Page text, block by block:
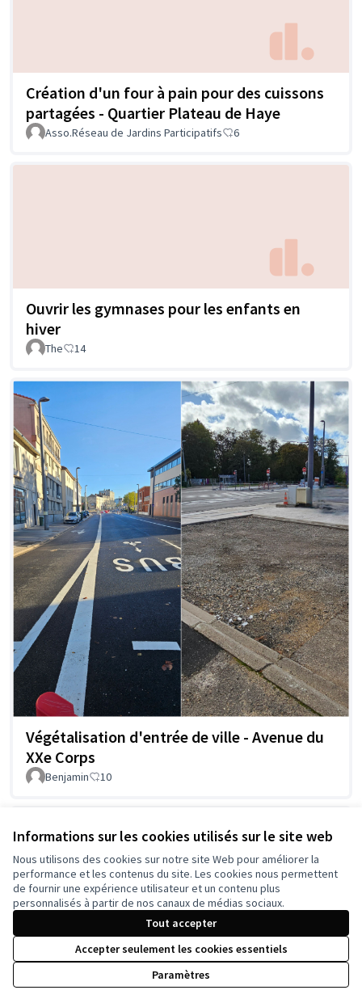
Informations sur les cookies utilisés sur le site web
Nous utilisons des cookies sur notre site Web pour améliorer la
performance et les contenus du site. Les cookies nous permettent
de fournir une expérience utilisateur et un contenu plus
personnalisés à partir de nos canaux de médias sociaux.
Tout accepter
Accepter seulement les cookies essentiels
Paramètres
Création d'un four à pain pour des cuissons
partagées - Quartier Plateau de Haye
Asso.Réseau de Jardins Participatifs 6
Ouvrir les gymnases pour les enfants en
hiver
The 14
Végétalisation d'entrée de ville - Avenue du
XXe Corps
Benjamin 10
Amélioration du Boulevard Charlemagne
Tom54 3